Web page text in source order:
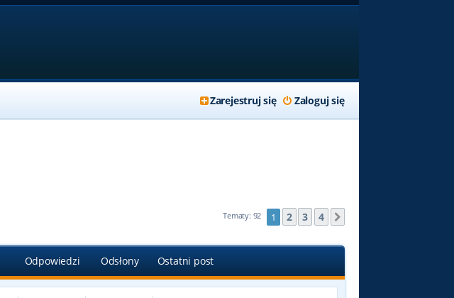
Zaloguj się
Zarejestruj się
Tematy: 92 1 2 3 4
Odpowiedzi Odsłony Ostatni post